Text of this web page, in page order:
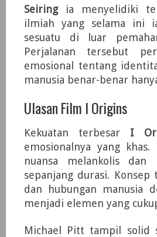
Seiringia menyelidiki
ilmiah yang selama ini
sesuatu di luar
Perjalanan tersebut
emosional tentang
manusia benar-benar
Ulasan Film I Origins
Kekuatan terbesar I
emosionalnya yang khas.
nuansa melankolis
sepanjang durasi.
dan hubungan manusia
menjadi elemen yang
Michael Pitt tampil solid